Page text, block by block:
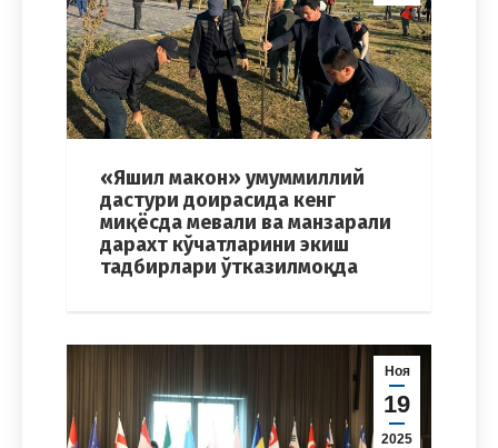
«Яшил макон» умуммиллий
дастури доирасида кенг
миқёсда мевали ва манзарали
дарахт кўчатларини экиш
тадбирлари ўтказилмоқда
Ноя
19
2025